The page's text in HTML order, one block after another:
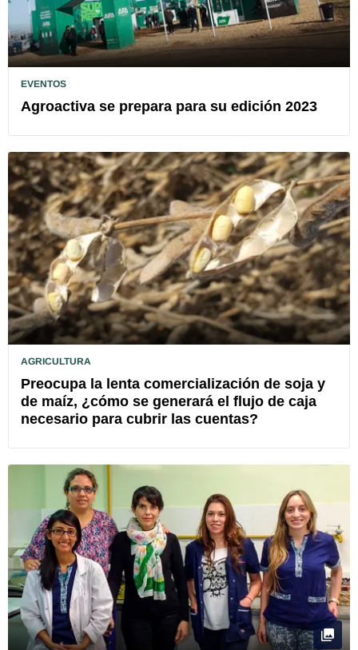
EVENTOS
Agroactiva se prepara para su edición 2023
AGRICULTURA
Preocupa la lenta comercialización de soja y
de maíz, ¿cómo se generará el flujo de caja
necesario para cubrir las cuentas?